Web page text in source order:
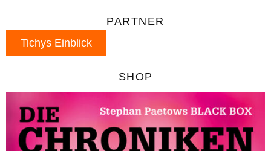
PARTNER
Tichys Einblick
SHOP